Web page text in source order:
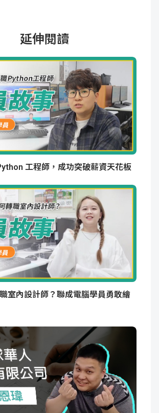
延伸閱讀
工程師，成功突破薪資天花板
室內設計師？聯成電腦學員勇敢繪